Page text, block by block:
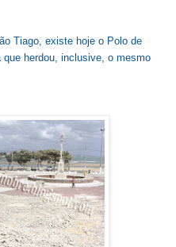
ão Tiago, existe hoje o Polo de
que herdou, inclusive, o mesmo